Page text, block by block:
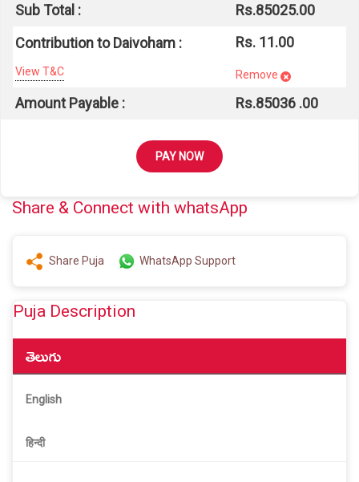
Sub Total :
Rs.85025.00
Contribution to Daivoham :
View T&C
Rs. 11.00
Remove
Amount Payable : Rs.85036 .00
PAY NOW
Share & Connect with whatsApp
Share Puja WhatsApp Support
Puja Description
తెలుగు
English
हिन्दी